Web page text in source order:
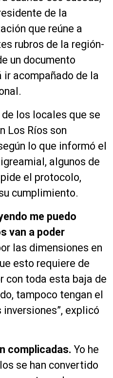
de la
que reúne a
rubros de la región-
un documento
acompañado de la
los locales que se
Los Ríos son
lo que informó el
algunos de
el protocolo,
cumplimiento.
me puedo
van a poder
las dimensiones en
esto requiere de
con toda esta baja de
tampoco tengan el
explicó
complicadas. Yo he
se han convertido